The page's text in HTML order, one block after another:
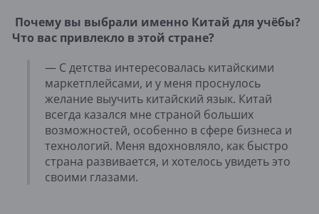
Почему вы выбрали именно Китай для учёбы?
Что вас привлекло в этой стране?
— С детства интересовалась китайскими
маркетплейсами, и у меня проснулось
желание выучить китайский язык. Китай
всегда казался мне страной больших
возможностей, особенно в сфере бизнеса и
технологий. Меня вдохновляло, как быстро
страна развивается, и хотелось увидеть это
своими глазами.